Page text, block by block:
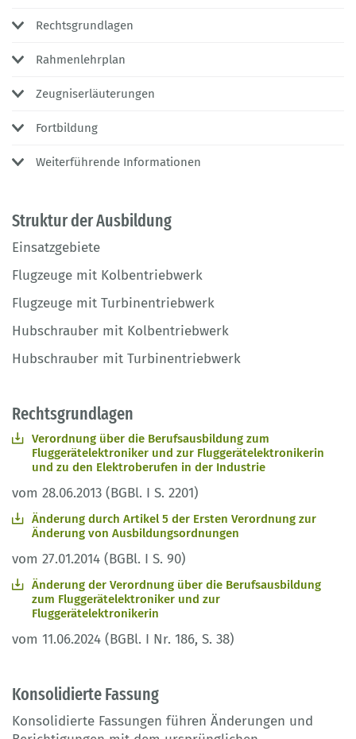
Rechtsgrundlagen
Rahmenlehrplan
Zeugniserläuterungen
Fortbildung
Weiterführende Informationen
Struktur der Ausbildung
Einsatzgebiete
Flugzeuge mit Kolbentriebwerk
Flugzeuge mit Turbinentriebwerk
Hubschrauber mit Kolbentriebwerk
Hubschrauber mit Turbinentriebwerk
Rechtsgrundlagen
Verordnung über die Berufsausbildung zum
Fluggerätelektroniker und zur Fluggerätelektronikerin
und zu den Elektroberufen in der Industrie
vom 28.06.2013 (BGBl. I S. 2201)
Änderung durch Artikel 5 der Ersten Verordnung zur
Änderung von Ausbildungsordnungen
vom 27.01.2014 (BGBl. I S. 90)
Änderung der Verordnung über die Berufsausbildung
zum Fluggerätelektroniker und zur
Fluggerätelektronikerin
vom 11.06.2024 (BGBl. I Nr. 186, S. 38)
Konsolidierte Fassung
Konsolidierte Fassungen führen Änderungen und